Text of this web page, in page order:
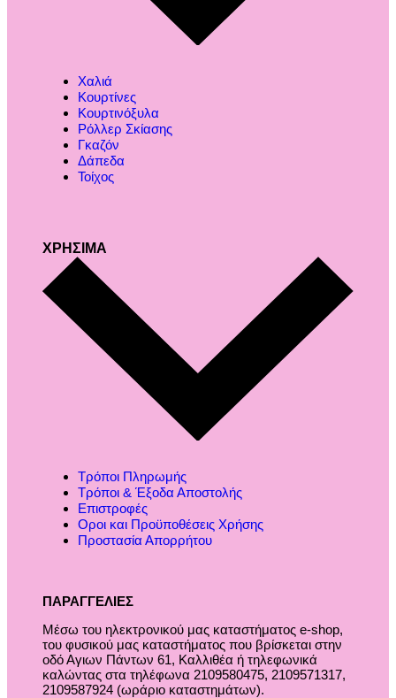
Χαλιά
Κουρτίνες
Κουρτινόξυλα
Ρόλλερ Σκίασης
Γκαζόν
Δάπεδα
Τοίχος
ΧΡΗΣΙΜΑ
Τρόποι Πληρωμής
Τρόποι & Έξοδα Αποστολής
Επιστροφές
Οροι και Προϋποθέσεις Χρήσης
Προστασία Απορρήτου
ΠΑΡΑΓΓΕΛΙΕΣ
Μέσω του ηλεκτρονικού μας καταστήματος e-shop,
του φυσικού μας καταστήματος που βρίσκεται στην
οδό Αγιων Πάντων 61, Καλλιθέα ή τηλεφωνικά
καλώντας στα τηλέφωνα 2109580475, 2109571317,
2109587924 (ωράριο καταστημάτων).